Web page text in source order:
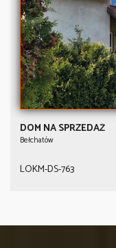
DOM NA SPRZEDAŻ
Bełchatów
LOKM-DS-763